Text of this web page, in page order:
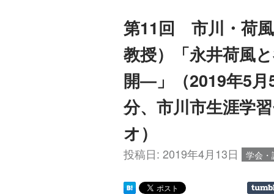
第11回 市川・荷
教授）「永井荷風
開―」（2019年5月
分、市川市生涯学
オ）
投稿日: 2019年4月13日 学会